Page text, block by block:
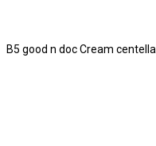
B5 good n doc Cream centella